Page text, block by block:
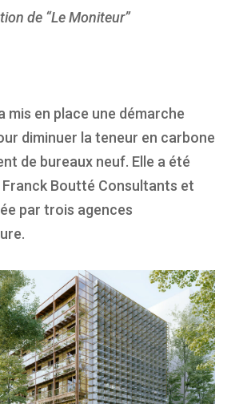
de “Le Moniteur”
mis en place une démarche
diminuer la teneur en carbone
de bureaux neuf. Elle a été
Franck Boutté Consultants et
par trois agences